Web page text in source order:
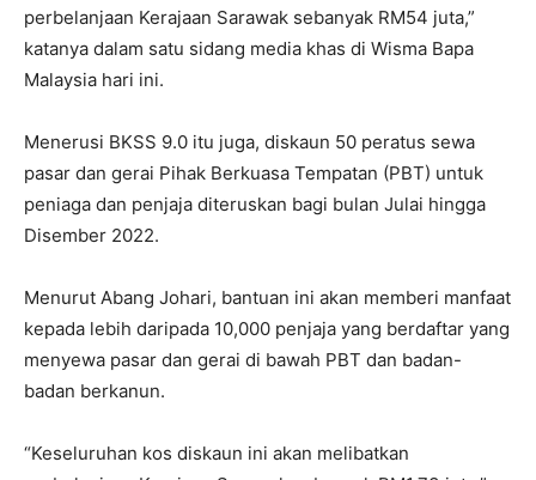
perbelanjaan Kerajaan Sarawak sebanyak RM54 juta,”
katanya dalam satu sidang media khas di Wisma Bapa
Malaysia hari ini.
Menerusi BKSS 9.0 itu juga, diskaun 50 peratus sewa
pasar dan gerai Pihak Berkuasa Tempatan (PBT) untuk
peniaga dan penjaja diteruskan bagi bulan Julai hingga
Disember 2022.
Menurut Abang Johari, bantuan ini akan memberi manfaat
kepada lebih daripada 10,000 penjaja yang berdaftar yang
menyewa pasar dan gerai di bawah PBT dan badan-
badan berkanun.
“Keseluruhan kos diskaun ini akan melibatkan